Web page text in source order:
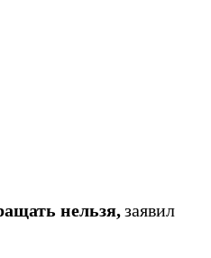
нельзя,заявил